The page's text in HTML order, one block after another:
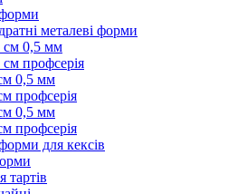
металеві форми
0,5 мм
профсерія
0,5 мм
профсерія
0,5 мм
профсерія
для кексів